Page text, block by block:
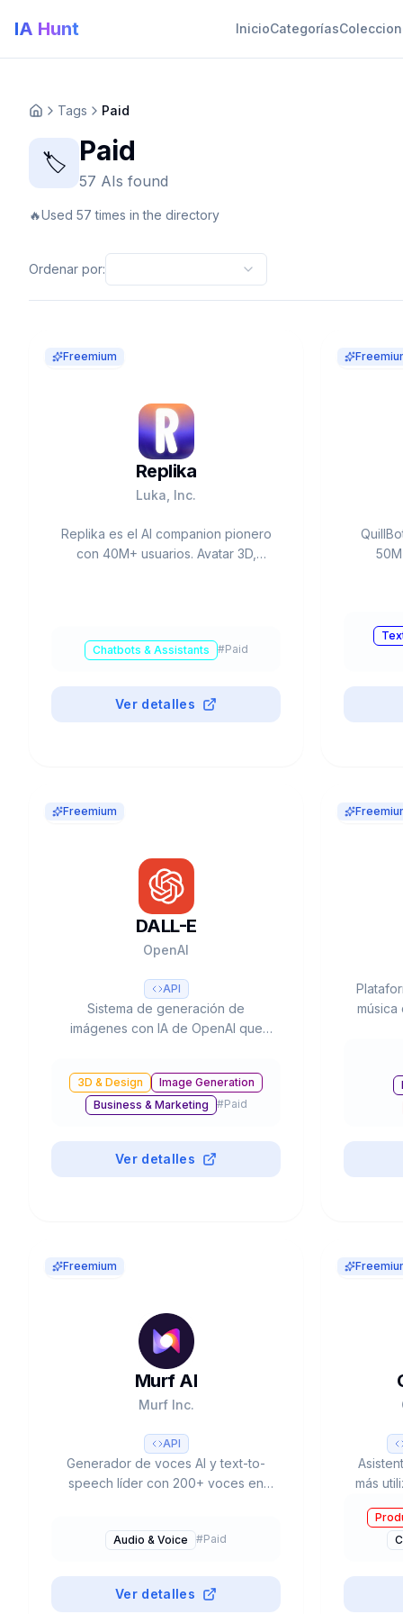
IA Hunt InicioCategorías
Tags Paid
🏷️ Paid
57 AIs found
🔥Used 57 times in the directory
Ordenar por:
Freemium
Replika
Luka, Inc.
Replika es el AI companion pionero
con 40M+ usuarios. Avatar 3D,
Chatbots & Assistants #Paid
Ver detalles
Free:
Freemium
DALL-E
OpenAI
API
Sistema de generación de
imágenes con IA de OpenAI que
a imagen, edición, inpainting y
resolución hasta 4K, integrado en
3D & Design
Image Generation
Business & Marketing
#Paid
Ver detalles
música
texto.
Freemium
Murf AI
Murf Inc.
API
Generador de voces AI y text-to-
speech líder con 200+ voces en
Integración Canva, Google Slides.
Audio & Voice #Paid
Ver detalles
más